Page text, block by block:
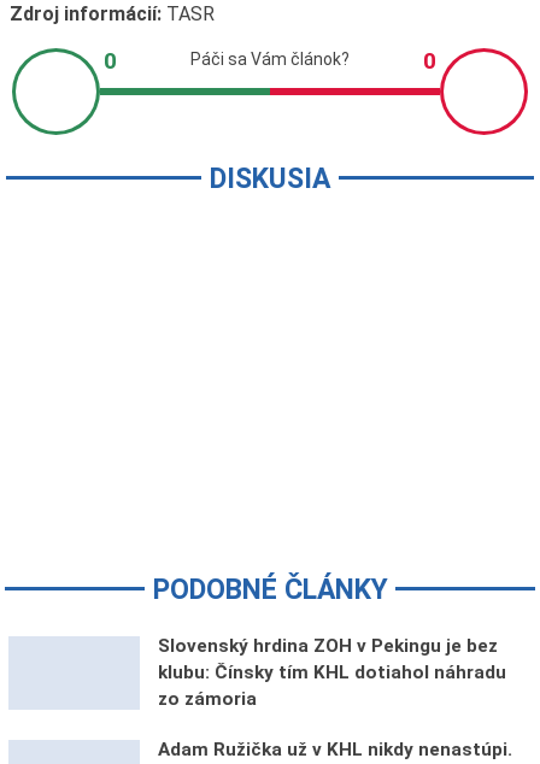
Zdroj informácií:TASR
DISKUSIA
PODOBNÉ ČLÁNKY
Slovenský hrdina ZOH v Pekingu je bez
klubu: Čínsky tím KHL dotiahol náhradu
zo zámoria
Adam Ružička už v KHL nikdy nenastúpi.